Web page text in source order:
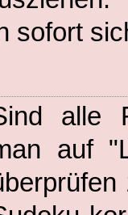
sofort
alle
auf